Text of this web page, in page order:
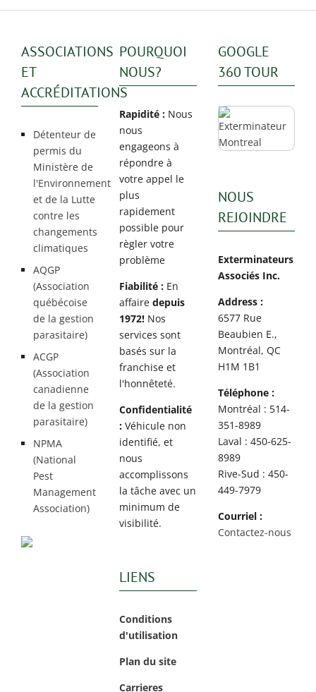
ASSOCIATIONS
ET
ACCRÉDITATIONS
Détenteur de
permis du
Ministère de
l'Environnement
et de la Lutte
contre les
changements
climatiques
AQGP
(Association
québécoise
de la gestion
parasitaire)
ACGP
(Association
canadienne
de la gestion
parasitaire)
NPMA
(National
Pest
Management
Association)
POURQUOI
NOUS?
Rapidité : Nous
nous
engageons à
répondre à
votre appel le
plus
rapidement
possible pour
règler votre
problème
Fiabilité : En
affairedepuis
1972! Nos
services sont
basés sur la
franchise et
l'honnêteté.
Confidentialité
: Véhicule non
identifié, et
nous
accomplissons
la tâche avec un
minimum de
visibilité.
LIENS
Conditions
d'utilisation
Plan du site
Carrieres
GOOGLE
360 TOUR
NOUS
REJOINDRE
Exterminateurs
Associés Inc.
Address :
6577 Rue
Beaubien E.,
Montréal, QC
H1M 1B1
Téléphone :
Montréal : 514-
351-8989
Laval : 450-625-
8989
Rive-Sud : 450-
449-7979
Courriel :
Contactez-nous